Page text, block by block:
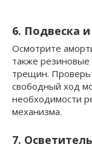
6. Подвеска
Осмотрите
также резиновые
трещин.
свободный ход
необходимости
механизма.
7.